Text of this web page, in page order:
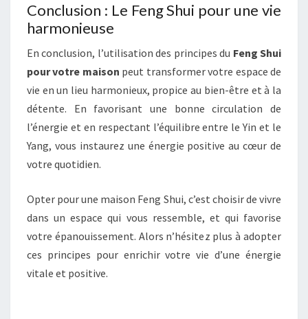
Conclusion : Le Feng Shui pour une vie
harmonieuse
En conclusion, l’utilisation des principes du Feng Shui
pour votre maison peut transformer votre espace de
vie en un lieu harmonieux, propice au bien-être et à la
détente. En favorisant une bonne circulation de
l’énergie et en respectant l’équilibre entre le Yin et le
Yang, vous instaurez une énergie positive au cœur de
votre quotidien.
Opter pour une maison Feng Shui, c’est choisir de vivre
dans un espace qui vous ressemble, et qui favorise
votre épanouissement. Alors n’hésitez plus à adopter
ces principes pour enrichir votre vie d’une énergie
vitale et positive.